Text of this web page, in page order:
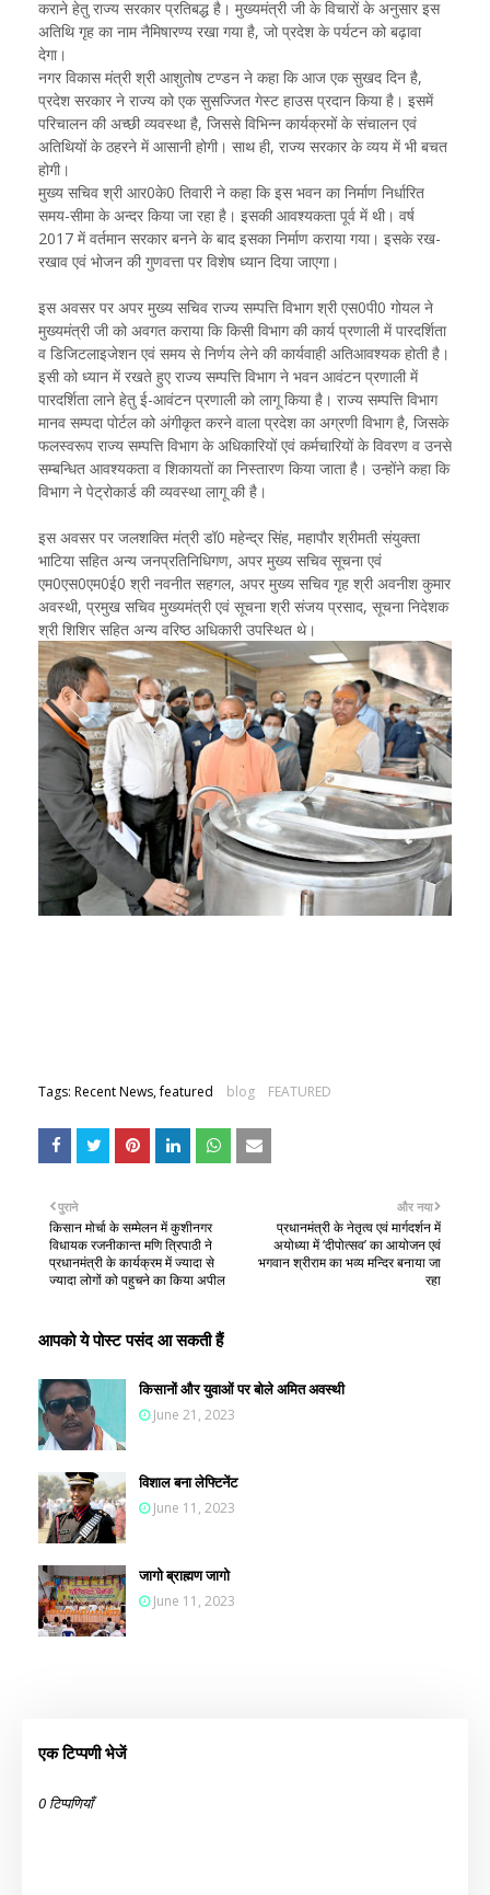
कराने हेतु राज्य सरकार प्रतिबद्ध है। मुख्यमंत्री जी के विचारों के अनुसार इस
अतिथि गृह का नाम नैमिषारण्य रखा गया है, जो प्रदेश के पर्यटन को बढ़ावा
देगा।
नगर विकास मंत्री श्री आशुतोष टण्डन ने कहा कि आज एक सुखद दिन है,
प्रदेश सरकार ने राज्य को एक सुसज्जित गेस्ट हाउस प्रदान किया है। इसमें
परिचालन की अच्छी व्यवस्था है, जिससे विभिन्न कार्यक्रमों के संचालन एवं
अतिथियों के ठहरने में आसानी होगी। साथ ही, राज्य सरकार के व्यय में भी बचत
होगी।
मुख्य सचिव श्री आर0के0 तिवारी ने कहा कि इस भवन का निर्माण निर्धारित
समय-सीमा के अन्दर किया जा रहा है। इसकी आवश्यकता पूर्व में थी। वर्ष
2017 में वर्तमान सरकार बनने के बाद इसका निर्माण कराया गया। इसके रख-
रखाव एवं भोजन की गुणवत्ता पर विशेष ध्यान दिया जाएगा।
इस अवसर पर अपर मुख्य सचिव राज्य सम्पत्ति विभाग श्री एस0पी0 गोयल ने
मुख्यमंत्री जी को अवगत कराया कि किसी विभाग की कार्य प्रणाली में पारदर्शिता
व डिजिटलाइजेशन एवं समय से निर्णय लेने की कार्यवाही अतिआवश्यक होती है।
इसी को ध्यान में रखते हुए राज्य सम्पत्ति विभाग ने भवन आवंटन प्रणाली में
पारदर्शिता लाने हेतु ई-आवंटन प्रणाली को लागू किया है। राज्य सम्पत्ति विभाग
मानव सम्पदा पोर्टल को अंगीकृत करने वाला प्रदेश का अग्रणी विभाग है, जिसके
फलस्वरूप राज्य सम्पत्ति विभाग के अधिकारियों एवं कर्मचारियों के विवरण व उनसे
सम्बन्धित आवश्यकता व शिकायतों का निस्तारण किया जाता है। उन्होंने कहा कि
विभाग ने पेट्रोकार्ड की व्यवस्था लागू की है।
इस अवसर पर जलशक्ति मंत्री डॉ0 महेन्द्र सिंह, महापौर श्रीमती संयुक्ता
भाटिया सहित अन्य जनप्रतिनिधिगण, अपर मुख्य सचिव सूचना एवं
एम0एस0एम0ई0 श्री नवनीत सहगल, अपर मुख्य सचिव गृह श्री अवनीश कुमार
अवस्थी, प्रमुख सचिव मुख्यमंत्री एवं सूचना श्री संजय प्रसाद, सूचना निदेशक
श्री शिशिर सहित अन्य वरिष्ठ अधिकारी उपस्थित थे।
Tags: Recent News, featured blog FEATURED
और नया
प्रधानमंत्री के नेतृत्व एवं मार्गदर्शन में
अयोध्या में ‘दीपोत्सव’ का आयोजन एवं
भगवान श्रीराम का भव्य मन्दिर बनाया जा
रहा
पुराने
किसान मोर्चा के सम्मेलन में कुशीनगर
विधायक रजनीकान्त मणि त्रिपाठी ने
प्रधानमंत्री के कार्यक्रम में ज्यादा से
ज्यादा लोगों को पहुचने का किया अपील
आपको ये पोस्ट पसंद आ सकती हैं
किसानों और युवाओं पर बोले अमित अवस्थी
June 21, 2023
विशाल बना लेफ्टिनेंट
June 11, 2023
जागो ब्राह्मण जागो
June 11, 2023
एक टिप्पणी भेजें
0 टिप्पणियाँ